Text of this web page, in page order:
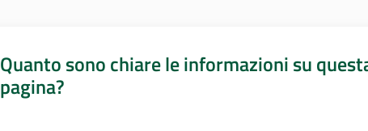
Quanto sono chiare le informazioni su
pagina?